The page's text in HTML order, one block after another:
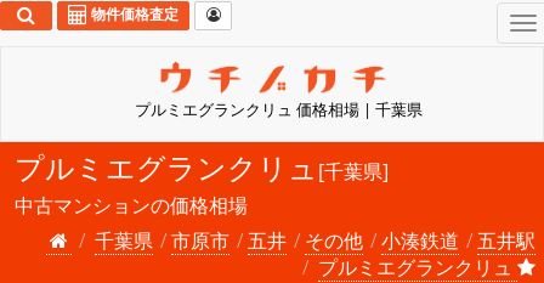
プルミエグランクリュ 価格相場 | 千葉県
物件価格査定
プルミエグランクリュ [千葉県]
中古マンションの価格相場
千葉県
市原市 五井 その他 小湊鉄道
五井駅
プルミエグランクリュ